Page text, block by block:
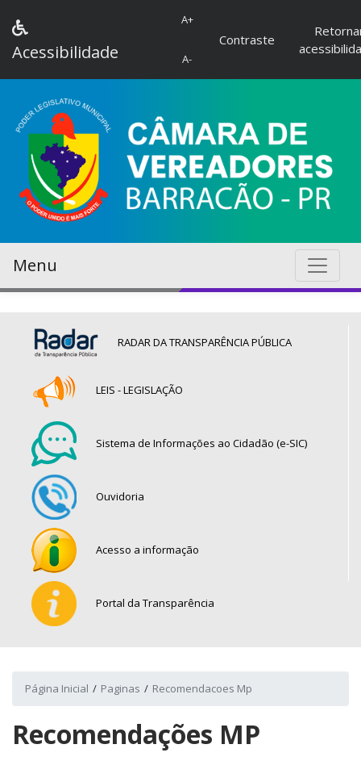
Acessibilidade
A+
A-
Contraste
Menu
RADAR DA TRANSPARÊNCIA PÚBLICA
LEIS - LEGISLAÇÃO
Sistema de Informações ao Cidadão (e-SIC)
Ouvidoria
Acesso a informação
Portal da Transparência
Página Inicial Paginas Recomendacoes Mp
Recomendações MP